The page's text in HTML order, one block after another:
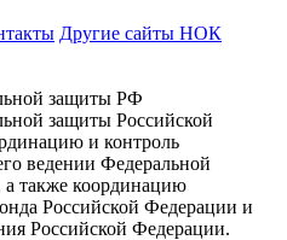
Другие сайты НОК
защиты РФ
защиты Российской
и контроль
ведении Федеральной
а также координацию
Российской Федерации и
Российской Федерации.